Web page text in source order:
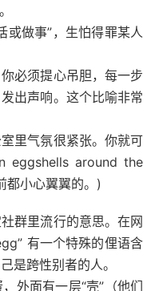
。
或做事”，生怕得罪某人
必须提心吊胆，每一步
出声响。这个比喻非常
里气氛很紧张。你就可
eggshells around the
都小心翼翼的。)
群里流行的意思。在网
有一个特殊的俚语含
是跨性别者的人。
外面有一层“壳”（他们